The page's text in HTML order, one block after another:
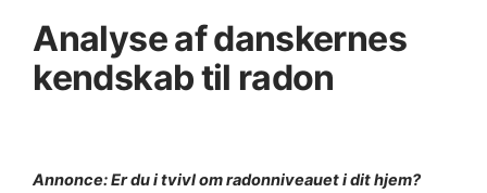
Analyse af danskernes
kendskab til radon
Annonce: Er du i tvivl om radonniveauet i dit hjem?